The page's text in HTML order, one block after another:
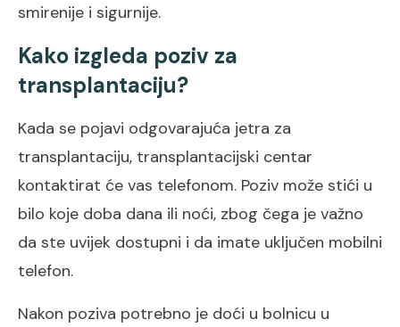
smirenije i sigurnije.
Kako izgleda poziv za
transplantaciju?
Kada se pojavi odgovarajuća jetra za
transplantaciju, transplantacijski centar
kontaktirat će vas telefonom. Poziv može stići u
bilo koje doba dana ili noći, zbog čega je važno
da ste uvijek dostupni i da imate uključen mobilni
telefon.
Nakon poziva potrebno je doći u bolnicu u